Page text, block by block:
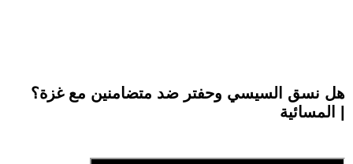
هل نسق السيسي وحفتر ضد متضامنين مع غزة؟
| المسائية